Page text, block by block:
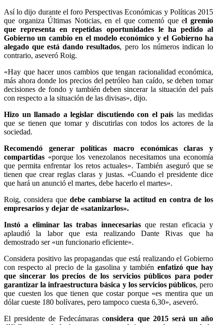
Así lo dijo durante el foro Perspectivas Económicas y Políticas 2015
que organiza Últimas Noticias, en el que comentó que el gremio
que representa en repetidas oportunidades le ha pedido al
Gobierno un cambio en el modelo económico y el Gobierno ha
alegado que está dando resultados, pero los números indican lo
contrario, aseveró Roig.
«Hay que hacer unos cambios que tengan racionalidad económica,
más ahora donde los precios del petróleo han caído, se deben tomar
decisiones de fondo y también deben sincerar la situación del país
con respecto a la situación de las divisas», dijo.
Hizo un llamado a legislar discutiendo con el país las medidas
que se tienen que tomar y discutirlas con todos los actores de la
sociedad.
Recomendó generar políticas macro económicas claras y
compartidas «porque los venezolanos necesitamos una economía
que permita enfrentar los retos actuales». También aseguró que se
tienen que crear reglas claras y justas. «Cuando el presidente dice
que hará un anunció el martes, debe hacerlo el martes».
Roig, considera que debe cambiarse la actitud en contra de los
empresarios y dejar de «satanizarlos».
Instó a eliminar las trabas innecesariasque restan eficacia y
aplaudió la labor que esta realizando Dante Rivas que ha
demostrado ser «un funcionario eficiente».
Considera positivo las propagandas que está realizando el Gobierno
con respecto al precio de la gasolina y también enfatizó que hay
que sincerar los precios de los servicios públicos para poder
garantizar la infraestructura básica y los servicios públicos, pero
que cuesten los que tienen que costar porque «es mentira que un
dólar cueste 180 bolívares, pero tampoco cuesta 6,30», aseveró.
El presidente de Fedecámaras considera que 2015 será un año